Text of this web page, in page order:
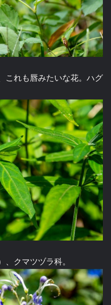
これも唇みたいな花。ハグ
、クマツヅラ科。